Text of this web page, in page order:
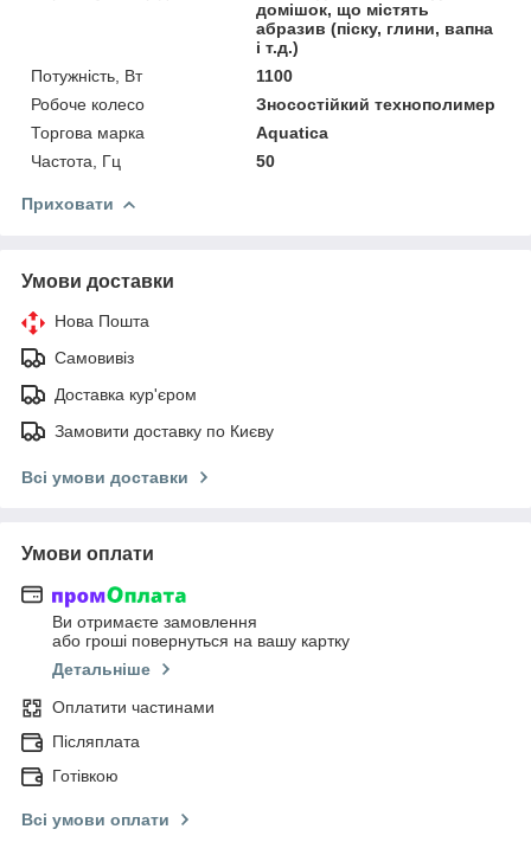
домішок, що містять
абразив (піску, глини, вапна
і т.д.)
Потужність, Вт
1100
Робоче колесо
Зносостійкий технополимер
Торгова марка
Aquatica
Частота, Гц
50
Приховати
Умови доставки
Нова Пошта
Самовивіз
Доставка кур'єром
Замовити доставку по Києву
Всі умови доставки
Умови оплати
Ви отримаєте замовлення
або гроші повернуться на вашу картку
Детальніше
Оплатити частинами
Післяплата
Готівкою
Всі умови оплати